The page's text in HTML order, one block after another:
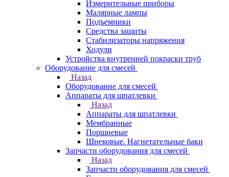
Измерительные приборы
Малярные лампы
Подъемники
Средства защиты
Стабилизаторы напряжения
Ходули
Устройства внутренней покраски труб
Оборудование для смесей
Назад
Оборудование для смесей
Аппараты для шпатлевки
Назад
Аппараты для шпатлевки
Мембранные
Поршневые
Шнековые. Нагнетательные баки
Запчасти оборудования для смесей
Назад
Запчасти оборудования для смесей